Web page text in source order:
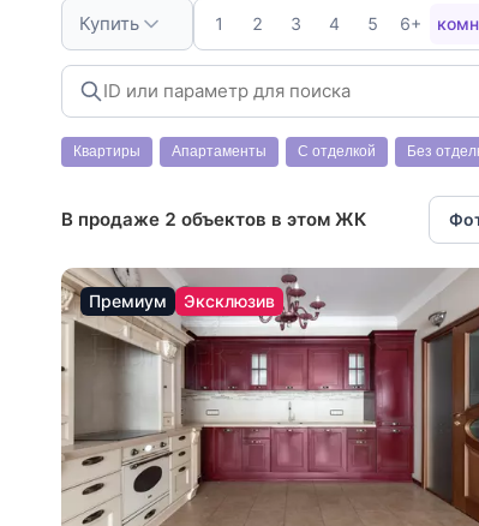
Купить 1 2 3 4 5 6+
Квартиры Апартаменты С отделкой Без
В продаже 2 объектов в этом ЖК
Премиум Эксклюзив